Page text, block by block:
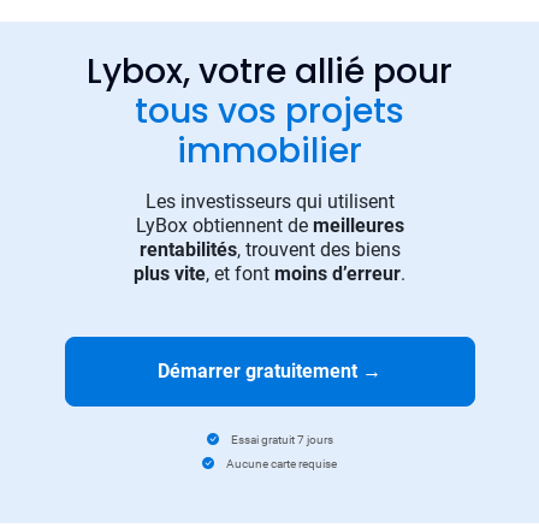
Lybox, votre allié pour
tous vos projets
immobilier
Les investisseurs qui utilisent
LyBox obtiennent de meilleures
rentabilités, trouvent des biens
plus vite, et font moins d’erreur.
Démarrer gratuitement →
Essai gratuit 7 jours
Aucune carte requise